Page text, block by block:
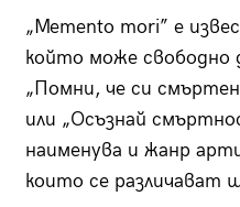
„Memento mori” е
който може свободно
„Помни, че си
или „Осъзнай
наименува и жанр
които се различават